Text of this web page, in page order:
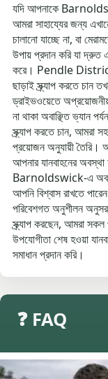
যদি আপনাকে
আমরা সাহায্যের জন্য
চালানো যাচ্ছে না, বা
উপায় প্রদান করি যা দ্রুত
করে। Pendle District
ছাড়াই স্ক্র্যাপ করতে
ড্রাইভওয়েতে
না থাকা অবাঞ্ছিত ভ্যান
স্ক্র্যাপ করতে চান, আমরা
প্রয়োজন অনুযায়ী তৈরি।
আপনার যানবাহনের
Barnoldswick-এ
আপনি বিশ্বাস রাখতে
পরিবেশগত অনুশীলন
স্ক্র্যাপ করছেন, আমরা সকল
উপযোগীতা শেষ হওয়া
সমাধান প্রদান করি।
❓ FAQ